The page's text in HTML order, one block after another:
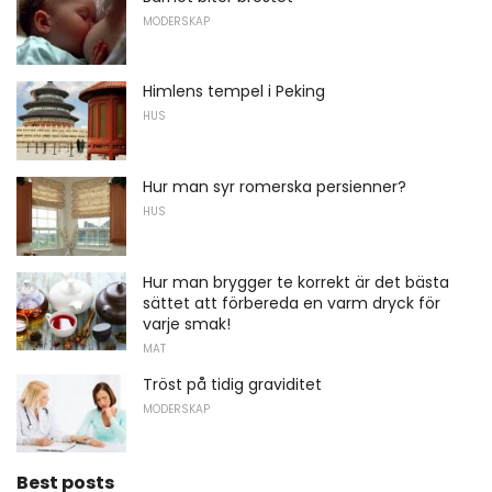
MODERSKAP
Himlens tempel i Peking
HUS
Hur man syr romerska persienner?
HUS
Hur man brygger te korrekt är det bästa
sättet att förbereda en varm dryck för
varje smak!
MAT
Tröst på tidig graviditet
MODERSKAP
Best posts